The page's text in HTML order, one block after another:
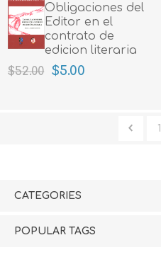
Obligaciones del
Editor en el
contrato de
edicion literaria
$52.00
$5.00
1
CATEGORIES
POPULAR TAGS